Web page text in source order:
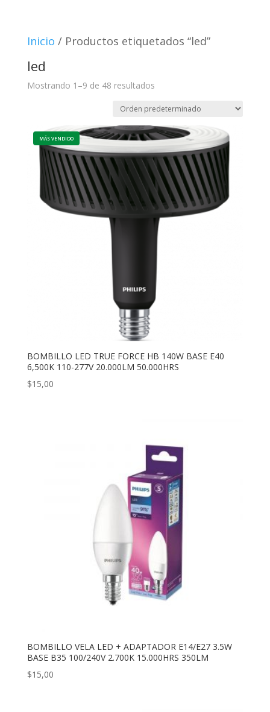
Inicio / Productos etiquetados “led”
led
Mostrando 1–9 de 48 resultados
BOMBILLO LED TRUE FORCE HB 140W BASE E40
6,500K 110-277V 20.000LM 50.000HRS
$15,00
BOMBILLO VELA LED + ADAPTADOR E14/E27 3.5W
BASE B35 100/240V 2.700K 15.000HRS 350LM
$15,00